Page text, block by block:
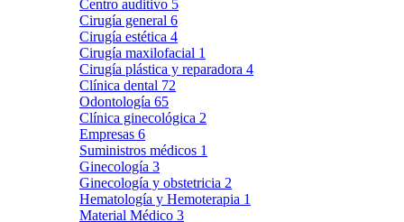
Centro auditivo 5
Cirugía general 6
Cirugía estética 4
Cirugía maxilofacial 1
Cirugía plástica y reparadora 4
Clínica dental 72
Odontología 65
Clínica ginecológica 2
Empresas 6
Suministros médicos 1
Ginecología 3
Ginecología y obstetricia 2
Hematología y Hemoterapia 1
Material Médico 3